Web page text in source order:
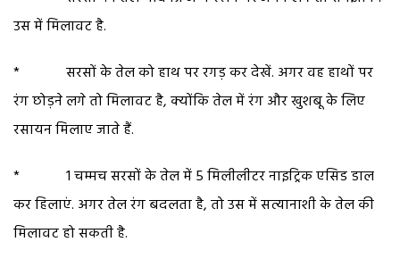
उस में मिलावट है.
* सरसों के तेल को हाथ पर रगड़ कर देखें. अगर वह हाथों पर
रंग छोड़ने लगे तो मिलावट है, क्योंकि तेल में रंग और खुशबू के लिए
रसायन मिलाए जाते हैं.
* 1 चम्मच सरसों के तेल में 5 मिलीलीटर नाइट्रिक एसिड डाल
कर हिलाएं. अगर तेल रंग बदलता है, तो उस में सत्यानाशी के तेल की
मिलावट हो सकती है.